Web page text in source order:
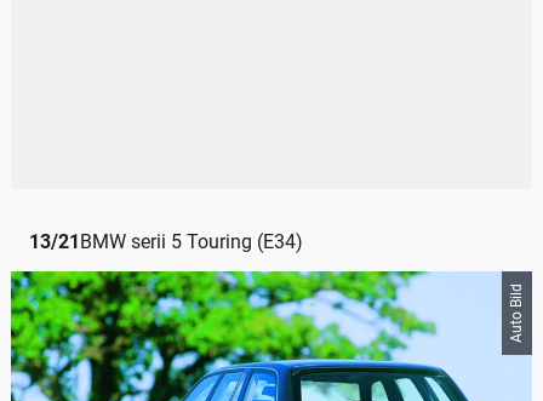
13/21 BMW serii 5 Touring (E34)
Auto Bild